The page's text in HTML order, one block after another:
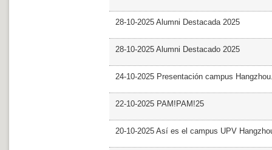
28-10-2025 Alumni Destacada 2025
28-10-2025 Alumni Destacado 2025
24-10-2025 Presentación campus
22-10-2025 PAM!PAM!25
20-10-2025 Así es el campus UPV